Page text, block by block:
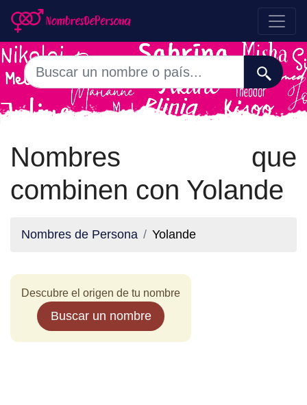
Nombres que
combinen con Yolande
Nombres de Persona Yolande
Descubre el origen de tu nombre
Buscar un nombre